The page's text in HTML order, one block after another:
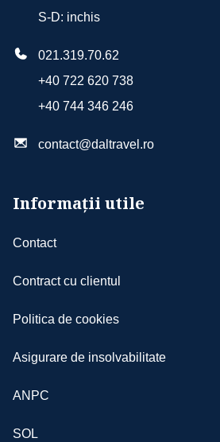
S-D: inchis
021.319.70.62
+40 722 620 738
+40 744 346 246
contact@daltravel.ro
Informații utile
Contact
Contract cu clientul
Politica de cookies
Asigurare de insolvabilitate
ANPC
SOL